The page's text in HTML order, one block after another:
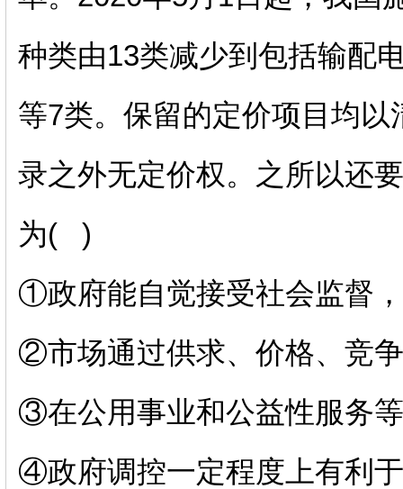
种类由13类减少到包括输配
等7类。保留的定价项目均
录之外无定价权。之所以还
为()
①政府能自觉接受社会监督
②市场通过供求、价格、竞
③在公用事业和公益性服务
④政府调控一定程度上有利